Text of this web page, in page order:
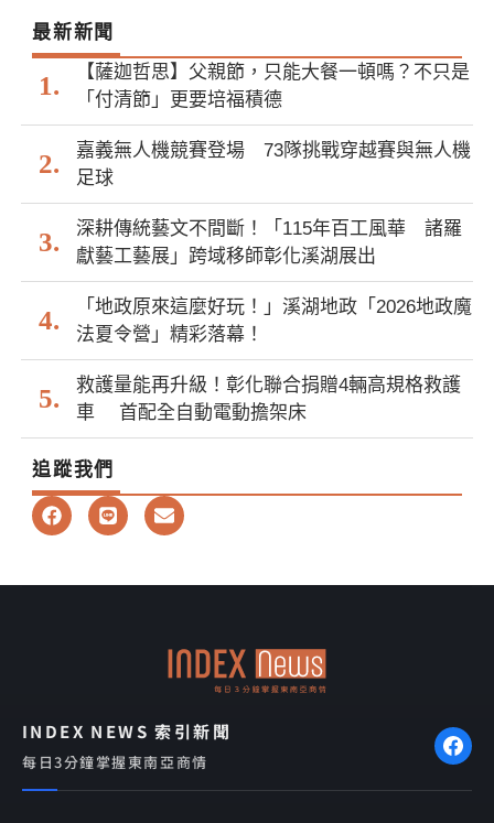
最新新聞
【薩迦哲思】父親節，只能大餐一頓嗎？不只是
「付清節」更要培福積德
嘉義無人機競賽登場 73隊挑戰穿越賽與無人機
足球
深耕傳統藝文不間斷！「115年百工風華 諸羅
獻藝工藝展」跨域移師彰化溪湖展出
「地政原來這麼好玩！」溪湖地政「2026地政魔
法夏令營」精彩落幕！
救護量能再升級！彰化聯合捐贈4輛高規格救護
車 首配全自動電動擔架床
追蹤我們
F
a
b
L
i
E
n
l
INDEX NEWS 索引新聞
每日3分鐘掌握東南亞商情